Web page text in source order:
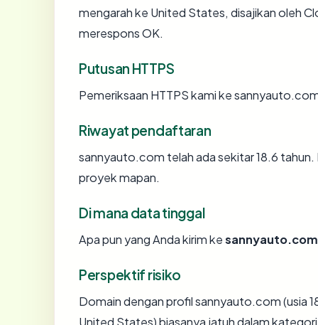
mengarah ke United States, disajikan oleh
merespons OK.
Putusan HTTPS
Pemeriksaan HTTPS kami ke
Riwayat pendaftaran
sannyauto.com telah ada sekitar 18.6
proyek mapan.
Di mana data tinggal
Apa pun yang Anda kirim kesannyauto.com
Perspektif risiko
Domain dengan profil sannyauto.com (usia
United States) biasanya jatuh dalam